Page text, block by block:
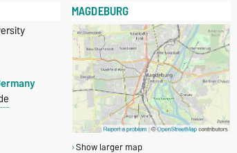
MAGDEBURG
Show larger map